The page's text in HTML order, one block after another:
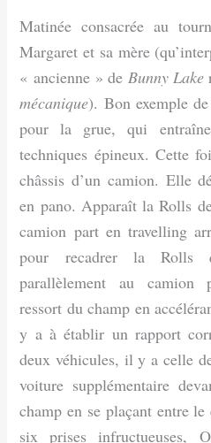
Matinée consacrée au
Margaret et sa mère
« ancienne » de Bunny Lake
mécanique). Bon exemple
pour la grue, qui
techniques épineux. Cette
châssis d’un camion. Elle
en pano. Apparaît la Rolls
camion part en travelling
pour recadrer la Rolls
parallèlement au camion
ressort du champ en
y a à établir un rapport
deux véhicules, il y a celle
voiture sup­plémentaire
champ en se plaçant entre
six prises infructueuses,